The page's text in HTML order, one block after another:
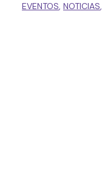
EVENTOS, NOTICIAS,